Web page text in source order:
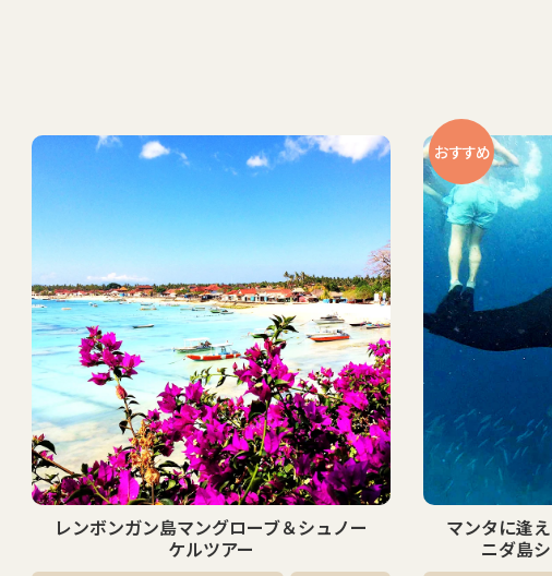
おすすめ
マンタに逢える！？レンボンガン島＆ペ
ニダ島シュノーケリングツアー
ペニダ島